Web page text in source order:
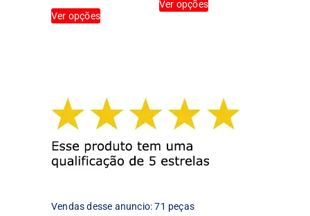
Ver opçõesproduto
opções
podem
ser
escolhidas
na
produto
Ver opçõesproduto
podem
ser
escolhidas
página
Vendas desse anuncio: 71 peças